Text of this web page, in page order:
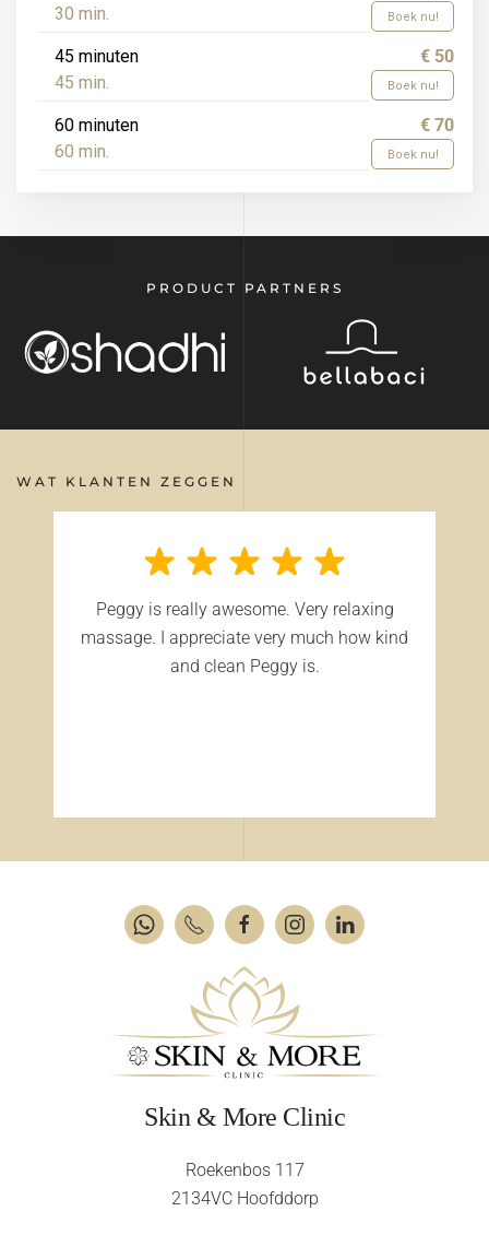
30 min.
Boek nu!
45 minuten
45 min.
€ 50
Boek nu!
60 minuten
60 min.
€ 70
Boek nu!
PRODUCT PARTNERS
WAT KLANTEN ZEGGEN
Peggy is really awesome. Very relaxing
massage. I appreciate very much how kind
and clean Peggy is.
Skin & More Clinic
Roekenbos 117
2134VC Hoofddorp